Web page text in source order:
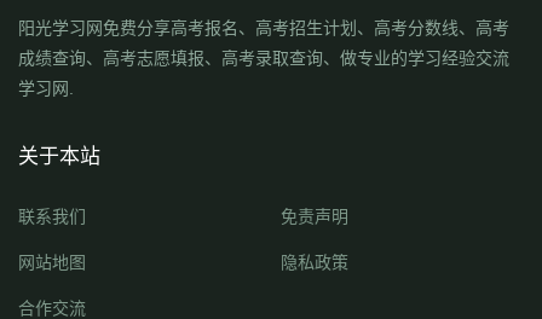
阳光学习网免费分享高考报名、高考招生计划、高考分数线、高考
成绩查询、高考志愿填报、高考录取查询、做专业的学习经验交流
学习网.
关于本站
联系我们 免责声明
网站地图 隐私政策
合作交流